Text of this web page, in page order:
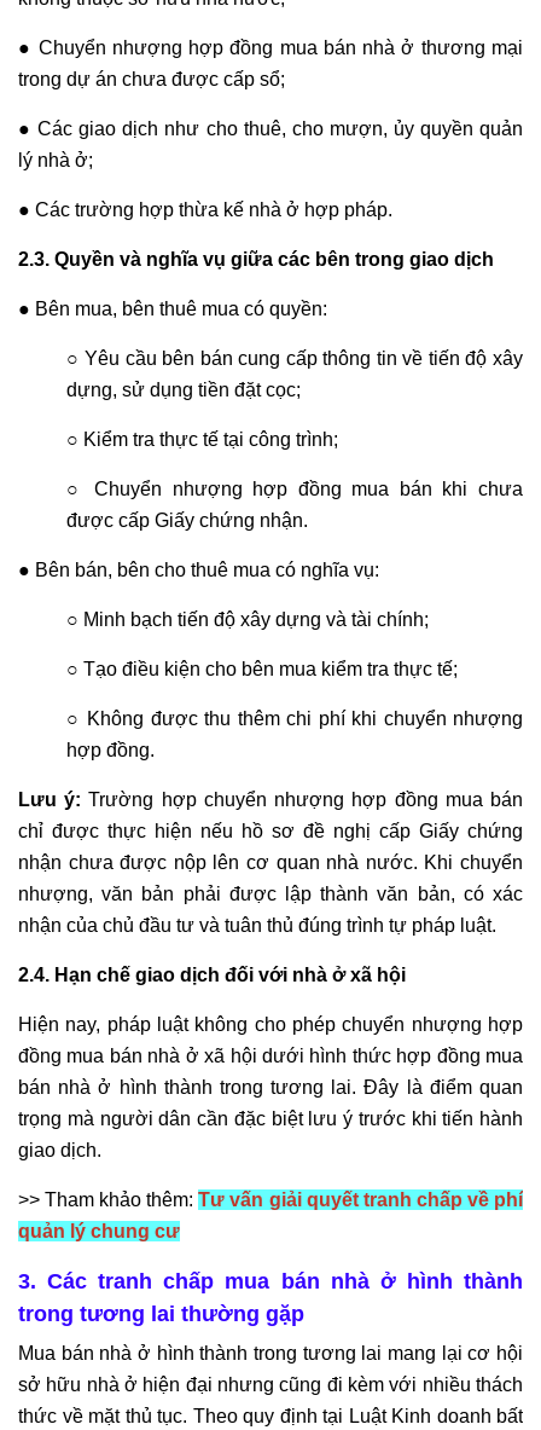
● Chuyển nhượng hợp đồng mua bán nhà ở thương mại
trong dự án chưa được cấp sổ;
● Các giao dịch như cho thuê, cho mượn, ủy quyền quản
lý nhà ở;
● Các trường hợp thừa kế nhà ở hợp pháp.
2.3. Quyền và nghĩa vụ giữa các bên trong giao dịch
● Bên mua, bên thuê mua có quyền:
○ Yêu cầu bên bán cung cấp thông tin về tiến độ xây
dựng, sử dụng tiền đặt cọc;
○ Kiểm tra thực tế tại công trình;
○ Chuyển nhượng hợp đồng mua bán khi chưa
được cấp Giấy chứng nhận.
● Bên bán, bên cho thuê mua có nghĩa vụ:
○ Minh bạch tiến độ xây dựng và tài chính;
○ Tạo điều kiện cho bên mua kiểm tra thực tế;
○ Không được thu thêm chi phí khi chuyển nhượng
hợp đồng.
Lưu ý: Trường hợp chuyển nhượng hợp đồng mua bán
chỉ được thực hiện nếu hồ sơ đề nghị cấp Giấy chứng
nhận chưa được nộp lên cơ quan nhà nước. Khi chuyển
nhượng, văn bản phải được lập thành văn bản, có xác
nhận của chủ đầu tư và tuân thủ đúng trình tự pháp luật.
2.4. Hạn chế giao dịch đối với nhà ở xã hội
Hiện nay, pháp luật không cho phép chuyển nhượng hợp
đồng mua bán nhà ở xã hội dưới hình thức hợp đồng mua
bán nhà ở hình thành trong tương lai. Đây là điểm quan
trọng mà người dân cần đặc biệt lưu ý trước khi tiến hành
giao dịch.
>> Tham khảo thêm:Tư vấn giải quyết tranh chấp về phí
quản lý chung cư
3. Các tranh chấp mua bán nhà ở hình thành
trong tương lai thường gặp
Mua bán nhà ở hình thành trong tương lai mang lại cơ hội
sở hữu nhà ở hiện đại nhưng cũng đi kèm với nhiều thách
thức về mặt thủ tục. Theo quy định tại Luật Kinh doanh bất